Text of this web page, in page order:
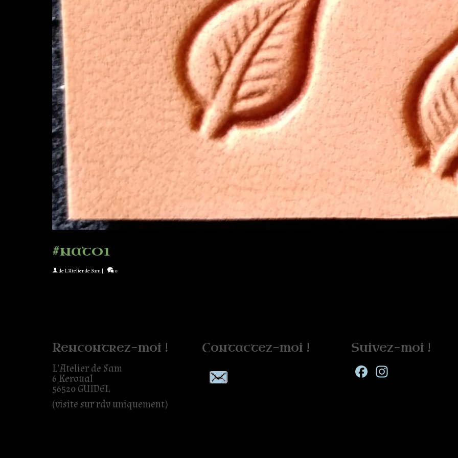
#nat01
deL'Atelier de Sam | 0
Rencontrez-moi !
L’Atelier de Sam
6 Keroual
56520 GUIDEL
(visite sur rdv uniquement)
Contactez-moi ! Suivez-moi !
Facebook